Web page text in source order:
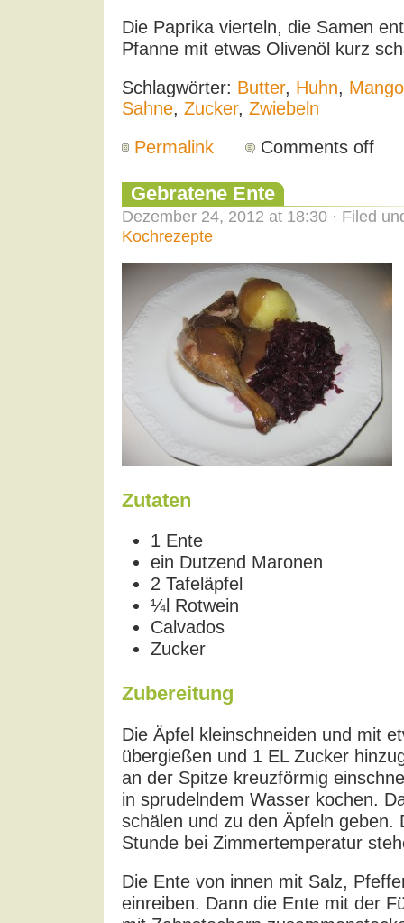
Die Paprika vierteln, die Samen
Pfanne mit etwas Olivenöl kurz
Schlagwörter: Butter, Huhn, Mango
Sahne, Zucker, Zwiebeln
Permalink
Comments off
Gebratene Ente
Dezember 24, 2012 at 18:30 · Filed
Kochrezepte
Zutaten
1 Ente
ein Dutzend Maronen
2 Tafeläpfel
¼l Rotwein
Calvados
Zucker
Zubereitung
Die Äpfel kleinschneiden und mit
übergießen und 1 EL Zucker
an der Spitze kreuzförmig
in sprudelndem Wasser kochen.
schälen und zu den Äpfeln geben.
Stunde bei Zimmertemperatur
Die Ente von innen mit Salz,
einreiben. Dann die Ente mit der